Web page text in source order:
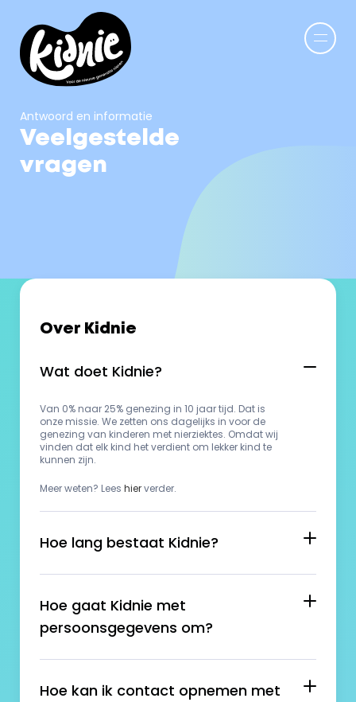
Antwoord en informatie
Veelgestelde
vragen
Over Kidnie
Wat doet Kidnie?
Van 0% naar 25% genezing in 10 jaar tijd. Dat is
onze missie. We zetten ons dagelijks in voor de
genezing van kinderen met nierziektes. Omdat wij
vinden dat elk kind het verdient om lekker kind te
kunnen zijn.
Meer weten? Lees hier verder.
Hoe lang bestaat Kidnie?
Hoe gaat Kidnie met
persoonsgegevens om?
Hoe kan ik contact opnemen met